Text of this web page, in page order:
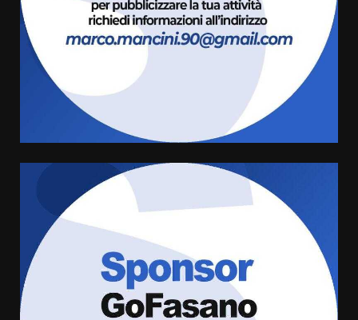
8 Agosto 2026 07:30
Politiche Giovanili e Mobilità
Sostenibile: premiati gli studenti
universitari del bando “La strada
giusta”
Rivoluzione”: nuovo
appuntamento con “Fasano in
Banda”
7 Agosto 2026 06:05
US Fasano, Scianaro: “Profonda
amarezza per esclusione dal
campionato di calcio”
7 Agosto 2026 06:00